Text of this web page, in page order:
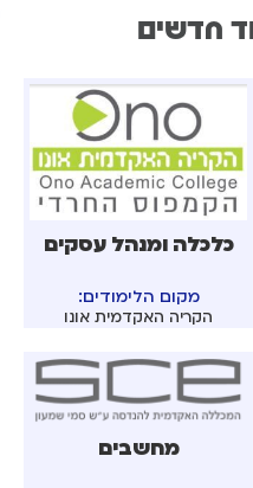
חדשים
כלכלה ומנהל עסקים
מקום הלימודים:
הקריה האקדמית אונו
מחשבים